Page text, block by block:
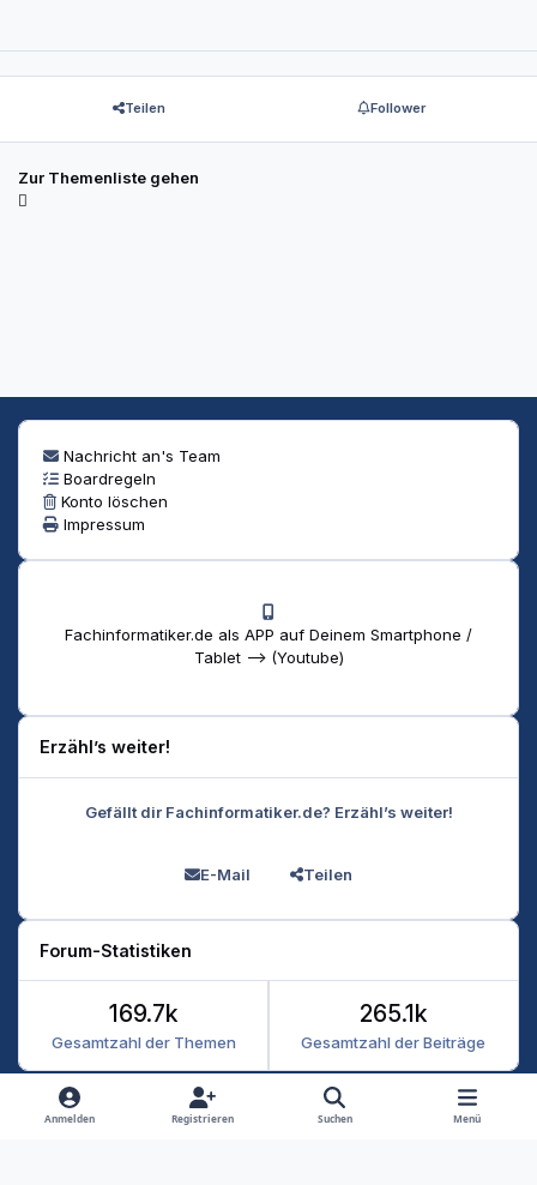
Teilen Follower
Zur Themenliste gehen
Nachricht an's Team
Boardregeln
Konto löschen
Impressum
Fachinformatiker.de als APP auf Deinem Smartphone /
Tablet --> (Youtube)
Erzähl’s weiter!
Gefällt dir Fachinformatiker.de? Erzähl’s weiter!
E-Mail Teilen
Forum-Statistiken
Gesamtzahl der Themen
169.7k
Gesamtzahl der Beiträge
265.1k
Heller Modus
Dunkler Modus
Systemeinstellung
Anmelden Registrieren Suchen Menü